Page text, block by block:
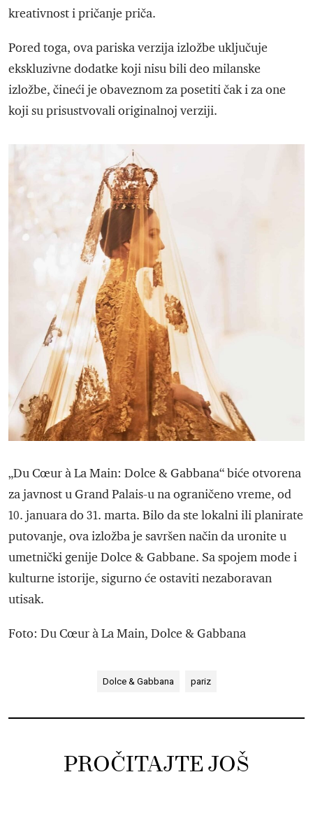
kreativnost i pričanje priča.
Pored toga, ova pariska verzija izložbe uključuje
ekskluzivne dodatke koji nisu bili deo milanske
izložbe, čineći je obaveznom za posetiti čak i za one
koji su prisustvovali originalnoj verziji.
„Du Cœur à La Main: Dolce & Gabbana“ biće otvorena
za javnost u Grand Palais-u na ograničeno vreme, od
10. januara do 31. marta. Bilo da ste lokalni ili planirate
putovanje, ova izložba je savršen način da uronite u
umetnički genije Dolce & Gabbane. Sa spojem mode i
kulturne istorije, sigurno će ostaviti nezaboravan
utisak.
Foto: Du Cœur à La Main, Dolce & Gabbana
Dolce & Gabbana pariz
PROČITAJTE JOŠ